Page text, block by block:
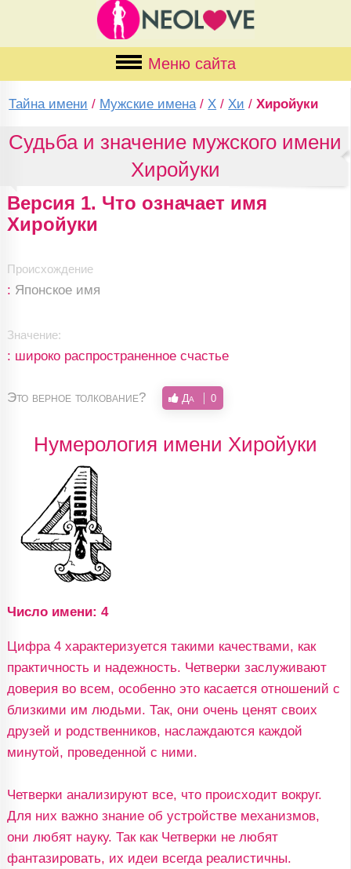
Меню сайта
Тайна имени / Мужские имена /Х /Хи /Хиройуки
Судьба и значение мужского имени
Хиройуки
Версия 1. Что означает имя
Хиройуки
Происхождение
: Японское имя
Значение:
: широко распространенное счастье
Это верное толкование? Да 0
Нумерология имени Хиройуки
Число имени: 4
Цифра 4 характеризуется такими качествами, как
практичность и надежность. Четверки заслуживают
доверия во всем, особенно это касается отношений с
близкими им людьми. Так, они очень ценят своих
друзей и родственников, наслаждаются каждой
минутой, проведенной с ними.
Четверки анализируют все, что происходит вокруг.
Для них важно знание об устройстве механизмов,
они любят науку. Так как Четверки не любят
фантазировать, их идеи всегда реалистичны.